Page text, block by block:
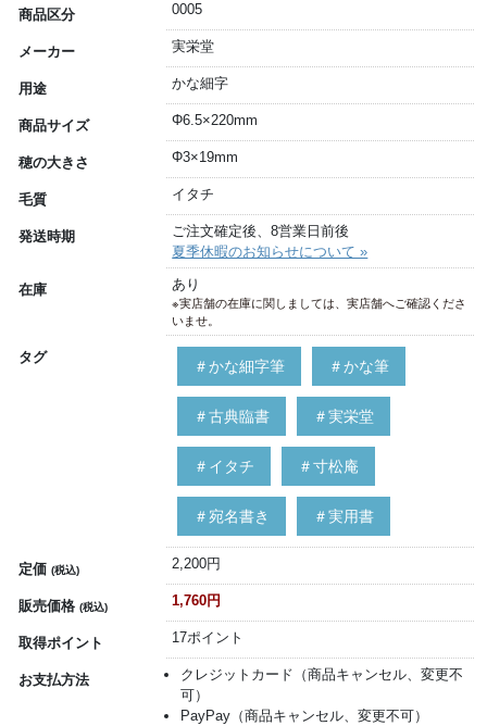
商品区分 0005
メーカー 実栄堂
用途 かな細字
商品サイズ Φ6.5×220mm
穂の大きさ Φ3×19mm
毛質 イタチ
発送時期
ご注文確定後、8営業日前後
夏季休暇のお知らせについて »
在庫 あり
※実店舗の在庫に関しましては、実店舗へご確認くださ
いませ。
タグ
＃かな細字筆 ＃かな筆
＃古典臨書 ＃実栄堂
＃イタチ ＃寸松庵
＃宛名書き ＃実用書
定価 (税込) 2,200円
販売価格 (税込) 1,760円
取得ポイント 17ポイント
お支払方法
クレジットカード（商品キャンセル、変更不
可）
PayPay（商品キャンセル、変更不可）